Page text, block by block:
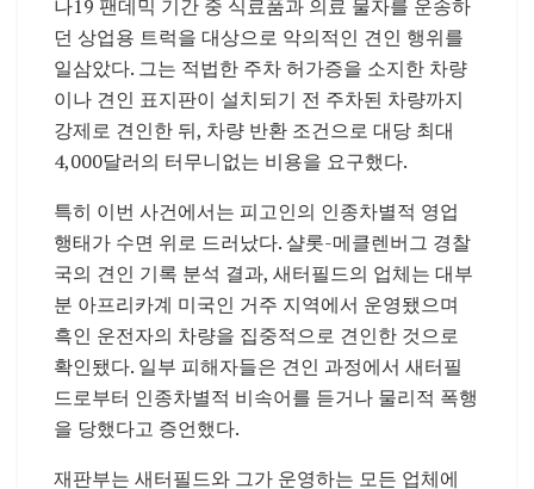
나19 팬데믹 기간 중 식료품과 의료 물자를 운송하
던 상업용 트럭을 대상으로 악의적인 견인 행위를
일삼았다. 그는 적법한 주차 허가증을 소지한 차량
이나 견인 표지판이 설치되기 전 주차된 차량까지
강제로 견인한 뒤, 차량 반환 조건으로 대당 최대
4,000달러의 터무니없는 비용을 요구했다.
특히 이번 사건에서는 피고인의 인종차별적 영업
행태가 수면 위로 드러났다. 샬롯-메클렌버그 경찰
국의 견인 기록 분석 결과, 새터필드의 업체는 대부
분 아프리카계 미국인 거주 지역에서 운영됐으며
흑인 운전자의 차량을 집중적으로 견인한 것으로
확인됐다. 일부 피해자들은 견인 과정에서 새터필
드로부터 인종차별적 비속어를 듣거나 물리적 폭행
을 당했다고 증언했다.
재판부는 새터필드와 그가 운영하는 모든 업체에